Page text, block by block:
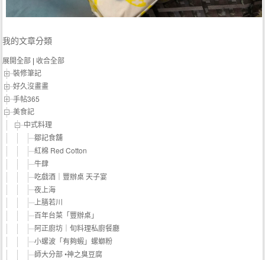
我的文章分類
展開全部 | 收合全部
裝修筆記
好久沒畫畫
手帖365
美食記
中式料理
鄒記食舖
紅棉 Red Cotton
牛肆
吃戲酒｜豐辦桌 天子宴
夜上海
上膳若川
百年台菜「豐辦桌」
阿正廚坊｜旬料理私廚餐廳
小螺波「有夠蝦」螺螄粉
師大分部 •神之臭豆腐